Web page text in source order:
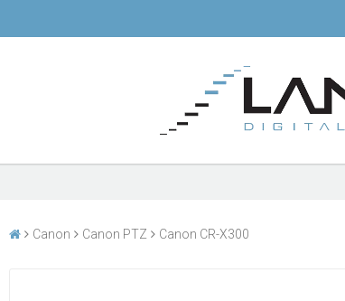
Canon Canon PTZ Canon CR-X300